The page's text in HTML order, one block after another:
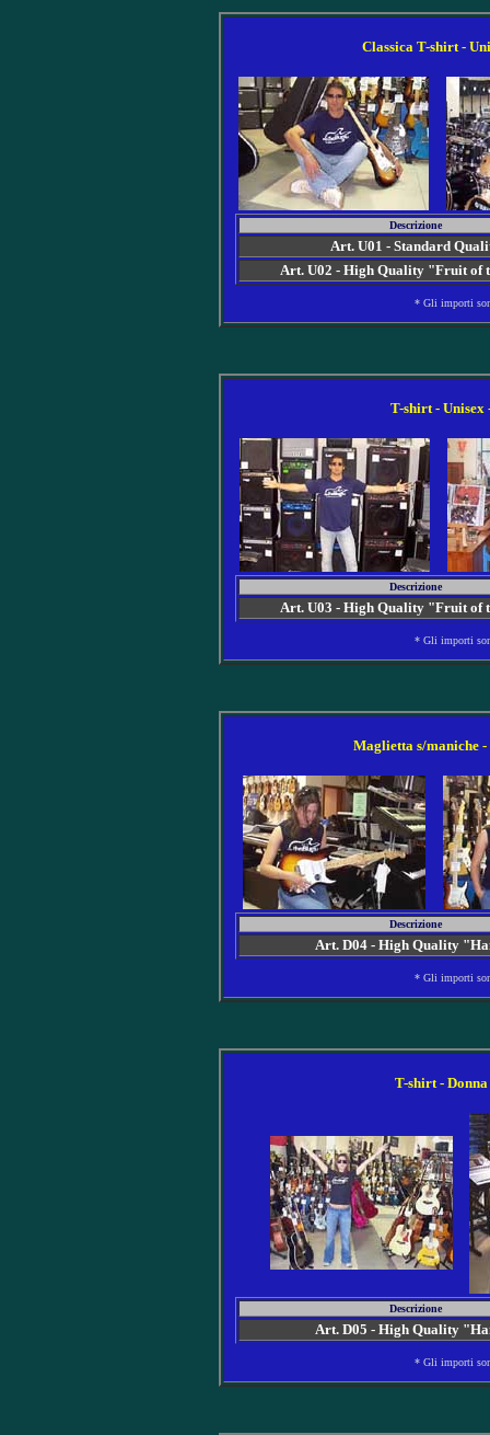
Classica T-shirt -
Descrizione
Art. U01 - Standard
Art. U02 - High Quality "Fruit of
* Gli importi
T-shirt - Unisex
Descrizione
Art. U03 - High Quality "Fruit of
* Gli importi
Maglietta s/maniche
Descrizione
Art. D04 - High Quality
* Gli importi
T-shirt -
Descrizione
Art. D05 - High Quality
* Gli importi